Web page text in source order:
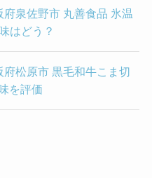
府泉佐野市 丸善食品 氷温
はどう？
府松原市 黒毛和牛こま切
を評価